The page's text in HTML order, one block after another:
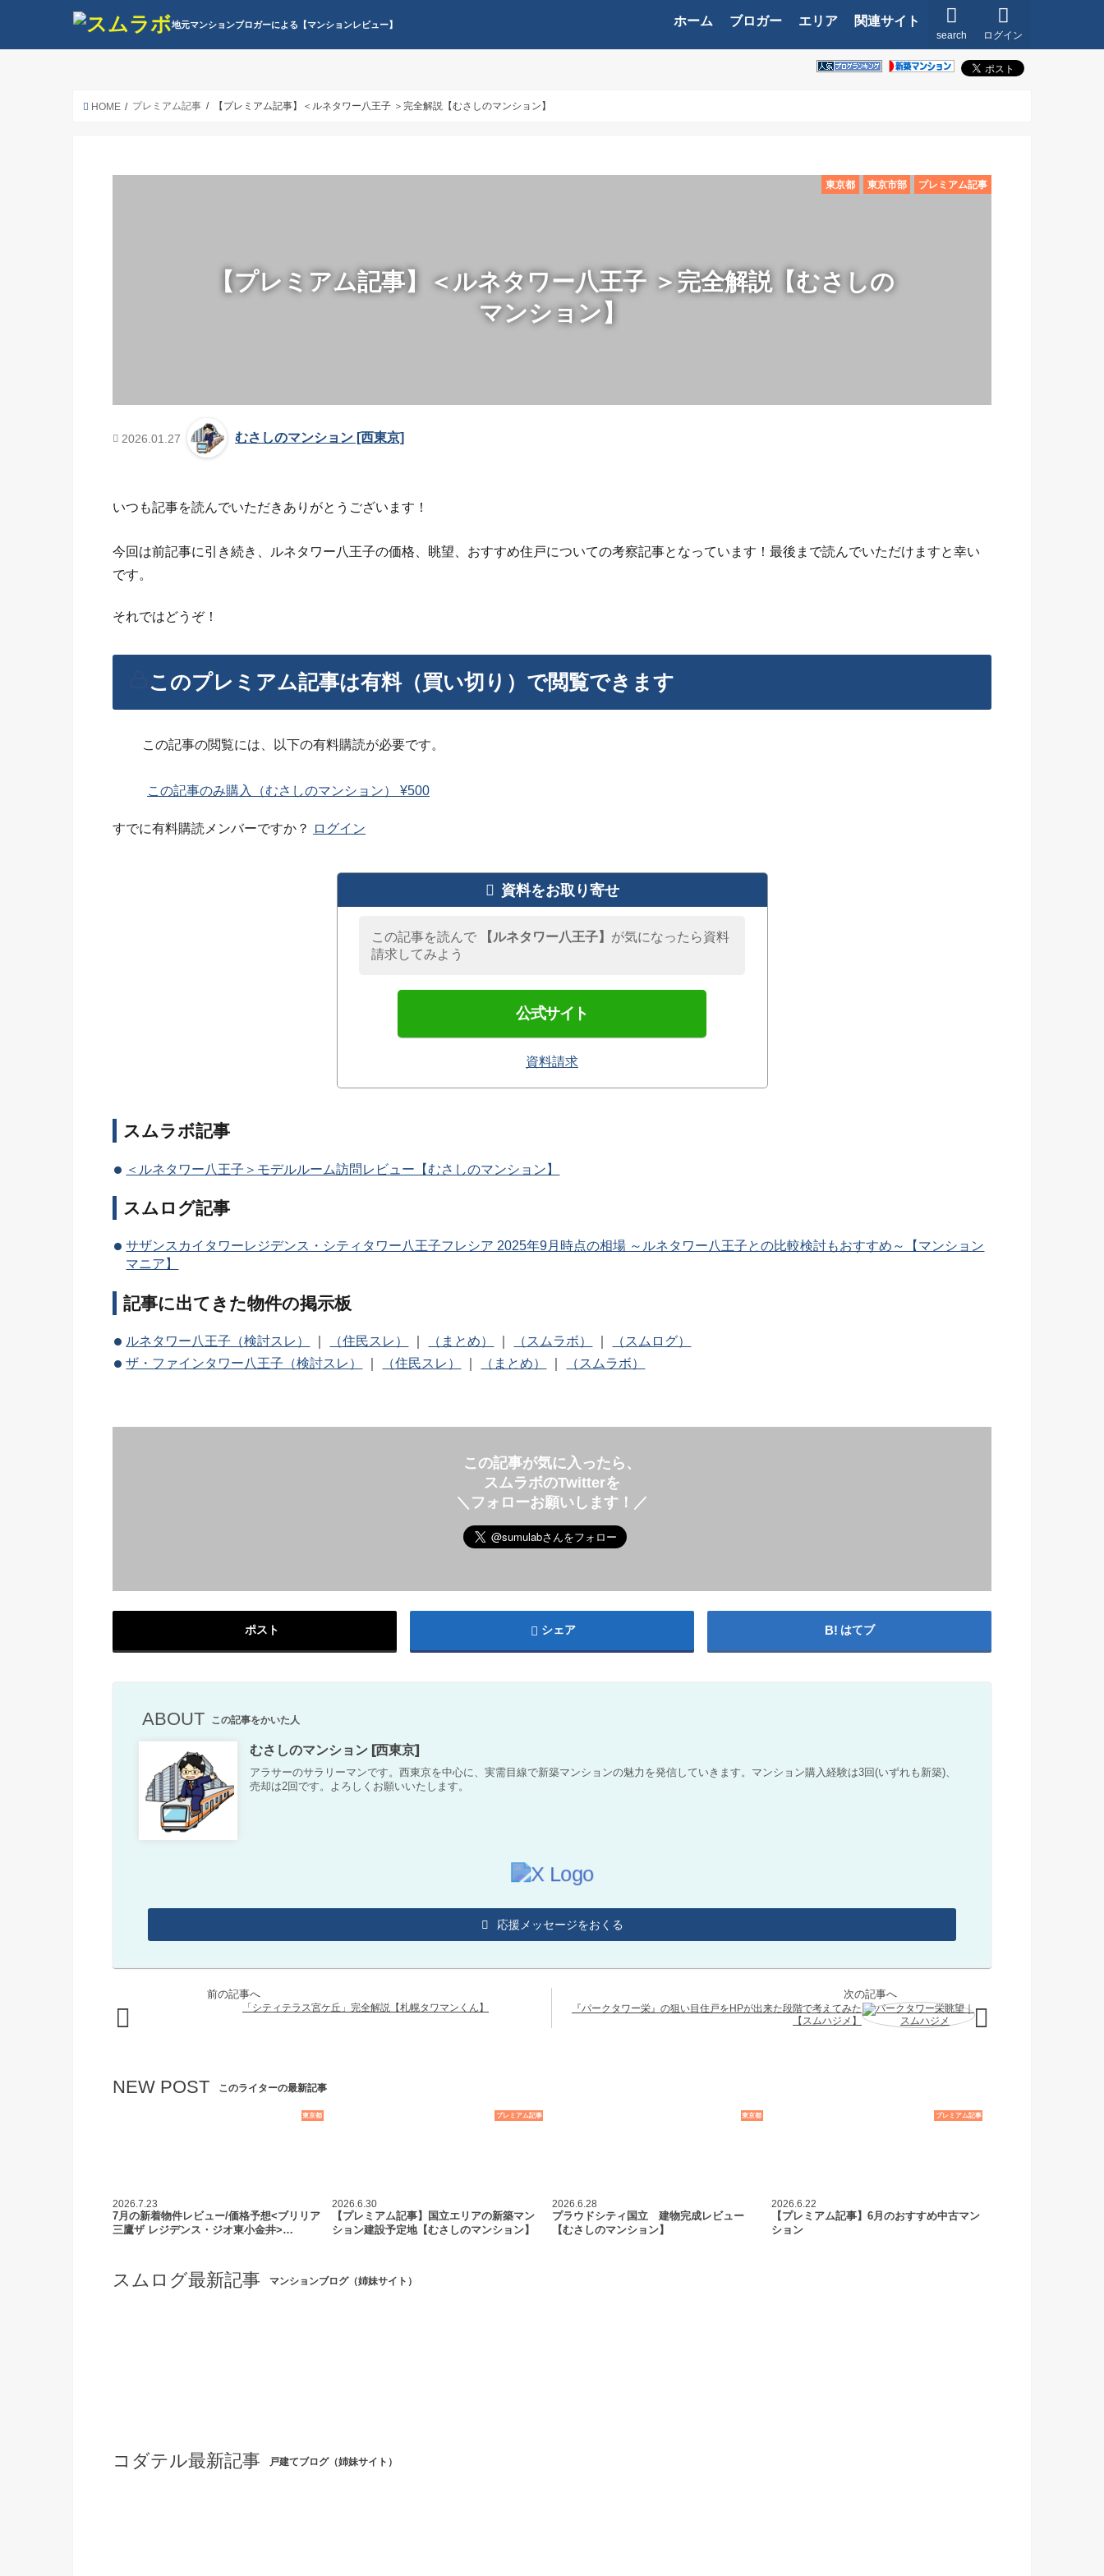
地元マンションブロガーによる【マンションレビュー】
ログイン
search
ホーム ブロガー エリア 関連サイト
HOME プレミアム記事 【プレミアム記事】＜ルネタワー八王子 ＞完全解説【むさしのマンション】
【プレミアム記事】＜ルネタワー八王子 ＞完全解説【むさしの
マンション】
プレミアム記事
東京市部
東京都
2026.01.27 むさしのマンション [西東京]
いつも記事を読んでいただきありがとうございます！
今回は前記事に引き続き、ルネタワー八王子の価格、眺望、おすすめ住戸についての考察記事となっています！最後まで読んでいただけますと幸い
です。
それではどうぞ！
このプレミアム記事は有料（買い切り）で閲覧できます
この記事の閲覧には、以下の有料購読が必要です。
この記事のみ購入（むさしのマンション） ¥500
すでに有料購読メンバーですか？ ログイン
資料をお取り寄せ
この記事を読んで 【ルネタワー八王子】 が気になったら資料
請求してみよう
公式サイト
資料請求
スムラボ記事
＜ルネタワー八王子＞モデルルーム訪問レビュー【むさしのマンション】
スムログ記事
サザンスカイタワーレジデンス・シティタワー八王子フレシア 2025年9月時点の相場 ～ルネタワー八王子との比較検討もおすすめ～【マンション
マニア】
記事に出てきた物件の掲示板
ルネタワー八王子（検討スレ） ｜ （住民スレ） ｜ （まとめ） ｜ （スムラボ） ｜
（スムログ）
ザ・ファインタワー八王子（検討スレ）
｜ （住民スレ） ｜ （まとめ） ｜ （スムラボ）
この記事が気に入ったら、
スムラボのTwitterを
＼フォローお願いします！／
ポスト シェア はてブ
ABOUT この記事をかいた人
むさしのマンション [西東京]
アラサーのサラリーマンです。西東京を中心に、実需目線で新築マンションの魅力を発信していきます。マンション購入経験は3回(いずれも新築)、
売却は2回です。よろしくお願いいたします。
応援メッセージをおくる
「シティテラス宮ケ丘」完全解説【札幌タワマンくん】
『パークタワー栄』の狙い目住戸をHPが出来た段階で考えてみた
【スムハジメ】
NEW POST このライターの最新記事
東京都
2026.7.23
7月の新着物件レビュー/価格予想<ブリリア
三鷹ザ レジデンス・ジオ東小金井>…
プレミアム記事
2026.6.30
【プレミアム記事】国立エリアの新築マン
ション建設予定地【むさしのマンション】
東京都
2026.6.28
プラウドシティ国立 建物完成レビュー
【むさしのマンション】
プレミアム記事
2026.6.22
【プレミアム記事】6月のおすすめ中古マン
ション
スムログ最新記事 マンションブログ（姉妹サイト）
コダテル最新記事 戸建てブログ（姉妹サイト）